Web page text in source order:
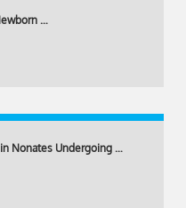
…
Nonates Undergoing …